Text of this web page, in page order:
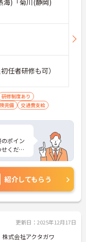
海)「菊川(静岡)
任者研修も可）
研修制度あり
完備 交通費支給
ポイン
くださ
紹介してもらう
更新日：2025年12月17日
株式会社アクタガワ